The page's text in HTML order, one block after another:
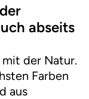
abseits
mit der Natur.
Farben
aus